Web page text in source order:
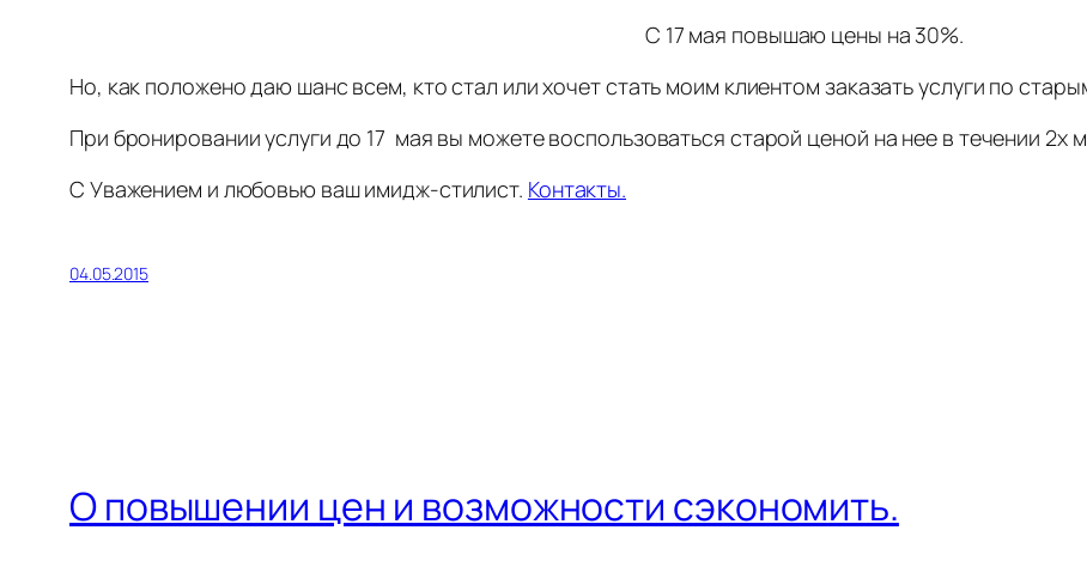
С 17 мая повышаю цены на 30%.
Но, как положено даю шанс всем, кто стал или хочет стать моим клиентом заказать услуги по
При бронировании услуги до 17 мая вы можете воспользоваться старой ценой на нее в течении 2х
С Уважением и любовью ваш имидж-стилист. Контакты.
04.05.2015
О повышении цен и возможности сэкономить.